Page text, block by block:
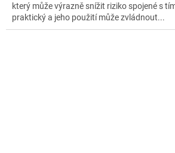
který může výrazně snížit riziko spojené s
praktický a jeho použití může zvládnout...